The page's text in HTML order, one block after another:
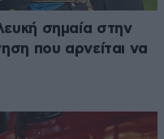
σημαία στην
που αρνείται να